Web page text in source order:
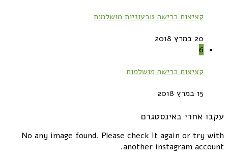
קציצות כרישה טבעוניות מושלמות
20 במרץ 2018
6
קציצות כרישה מושלמות
15 במרץ 2018
עקבו אחרי באינסטגרם
No any image found. Please check it again or try with
another instagram account.